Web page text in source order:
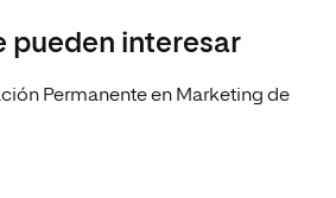
pueden interesar
Permanente en Marketing de